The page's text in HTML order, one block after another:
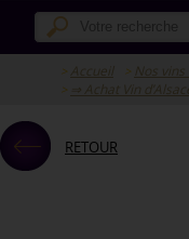
Accueil
Nos
⇒ Achat Vin
RETOUR